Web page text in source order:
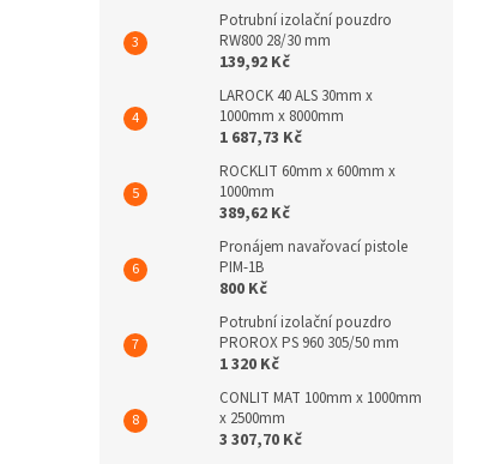
Potrubní izolační pouzdro
RW800 28/30 mm
139,92 Kč
LAROCK 40 ALS 30mm x
1000mm x 8000mm
1 687,73 Kč
ROCKLIT 60mm x 600mm x
1000mm
389,62 Kč
Pronájem navařovací pistole
PIM-1B
800 Kč
Potrubní izolační pouzdro
PROROX PS 960 305/50 mm
1 320 Kč
CONLIT MAT 100mm x 1000mm
x 2500mm
3 307,70 Kč